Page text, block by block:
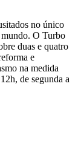
no único
O Turbo
duas e quatro
e
na medida
de segunda a